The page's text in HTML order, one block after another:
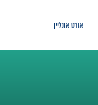
אורט אונליין